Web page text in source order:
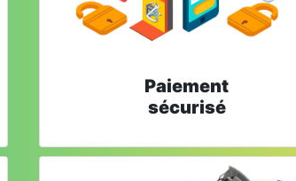
Paiement
sécurisé